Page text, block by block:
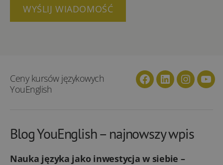
Ceny kursów językowych
YouEnglish
Facebook
Linkedin
Blog YouEnglish – najnowszy wpis
Nauka języka jako inwestycja w siebie –